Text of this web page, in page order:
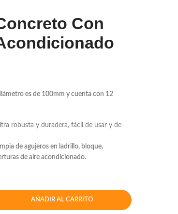
Con
es de 100mm y cuenta con 12
robusta y duradera, fácil de usar y de
de agujeros en ladrillo, bloque,
de aire acondicionado.
AÑADIR AL CARRITO